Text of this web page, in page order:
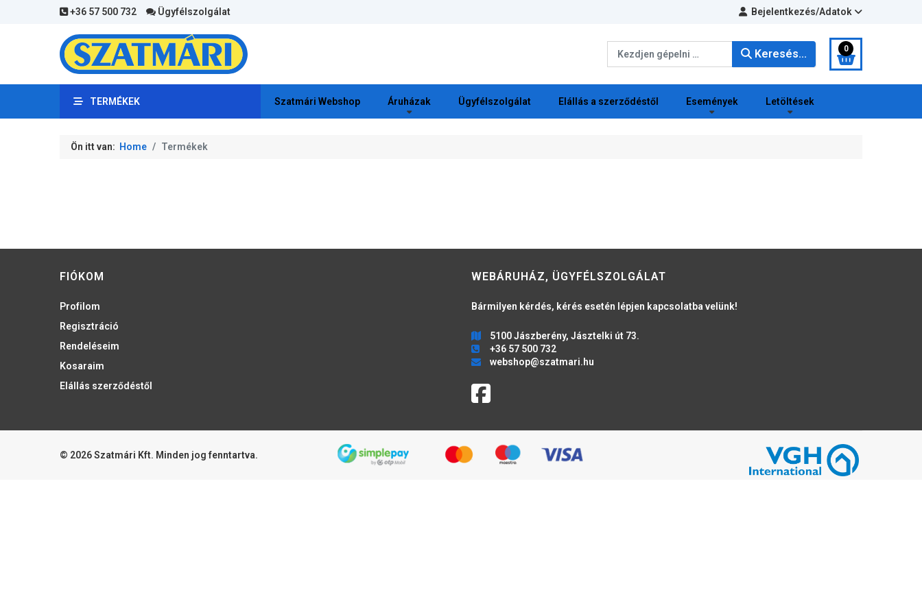
+36 57 500 732 Ügyfélszolgálat Bejelentkezés/Adatok
Keresés... 0
TERMÉKEK Szatmári Webshop Áruházak Ügyfélszolgálat Elállás a szerződéstől Események Letöltések
Ön itt van: Home Termékek
FIÓKOM
Profilom
Regisztráció
Rendeléseim
Kosaraim
Elállás szerződéstől
WEBÁRUHÁZ, ÜGYFÉLSZOLGÁLAT
Bármilyen kérdés, kérés esetén lépjen kapcsolatba velünk!
5100 Jászberény, Jásztelki út 73.
+36 57 500 732
webshop@szatmari.hu
© 2026 Szatmári Kft. Minden jog fenntartva.